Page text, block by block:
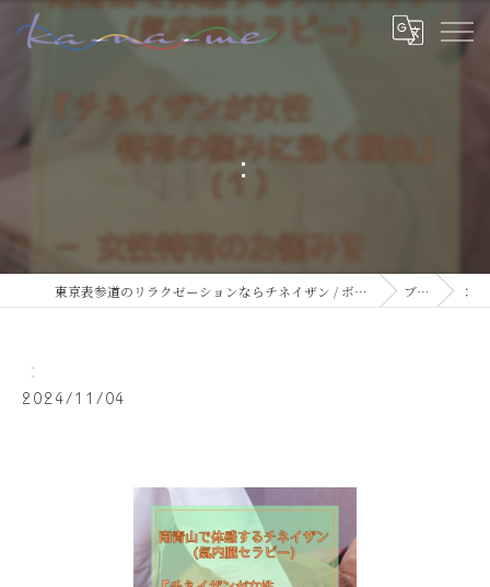
：
東京表参道のリラクゼーションならチネイザン / ボディ & マインドケアサロン ka-na-me ブログ ：
：
2024/11/04